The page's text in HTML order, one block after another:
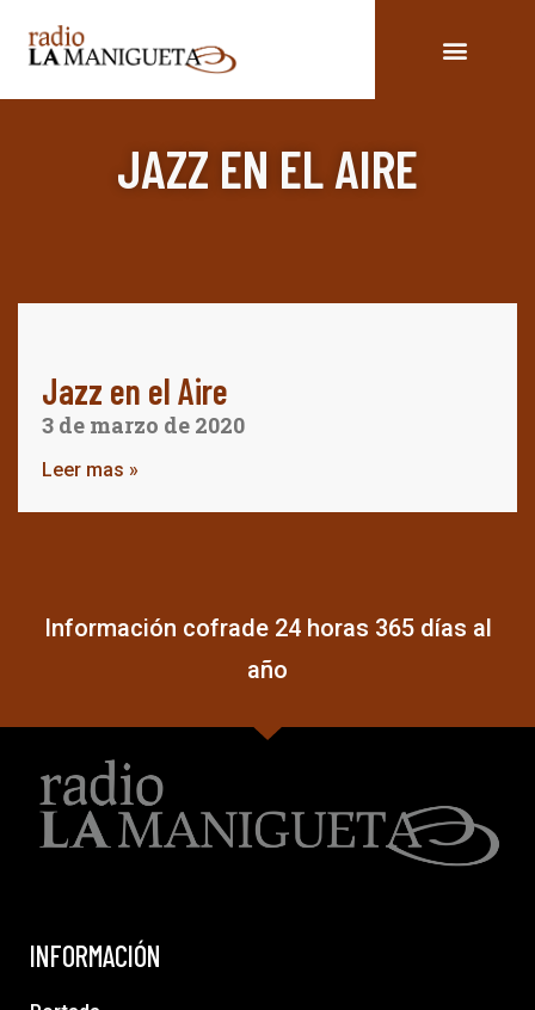
JAZZ EN EL AIRE
Jazz en el Aire
3 de marzo de 2020
Leer mas »
Información cofrade 24 horas 365 días al
año
INFORMACIÓN